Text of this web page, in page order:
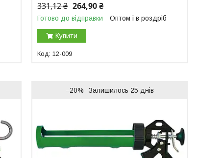
331,12 ₴ 264,90 ₴
Готово до відправки Оптом і в роздріб
Купити
12-009
–20% Залишилось 25 днів